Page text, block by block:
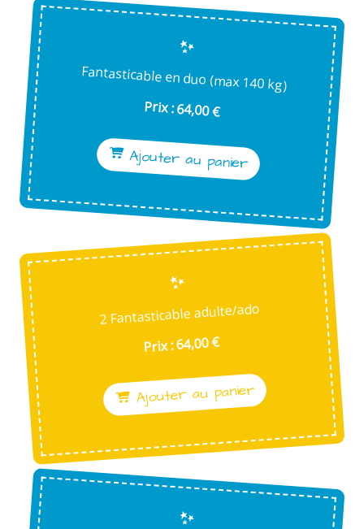
Fantasticable en duo (max 140 kg)
Prix : 64,00 €
Ajouter au panier
2 Fantasticable adulte/ado
Prix : 64,00 €
Ajouter au panier